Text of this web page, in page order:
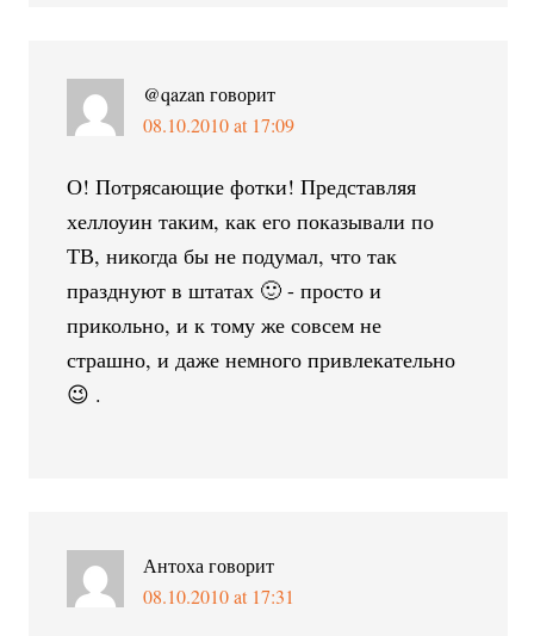
@qazan говорит
08.10.2010 at 17:09
О! Потрясающие фотки! Представляя
хеллоуин таким, как его показывали по
ТВ, никогда бы не подумал, что так
празднуют в штатах 🙂 - просто и
прикольно, и к тому же совсем не
страшно, и даже немного привлекательно
😉 .
Антоха говорит
08.10.2010 at 17:31